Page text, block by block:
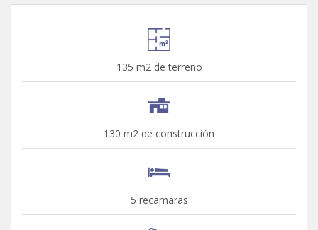
135 m2 de terreno
130 m2 de construcción
5 recamaras